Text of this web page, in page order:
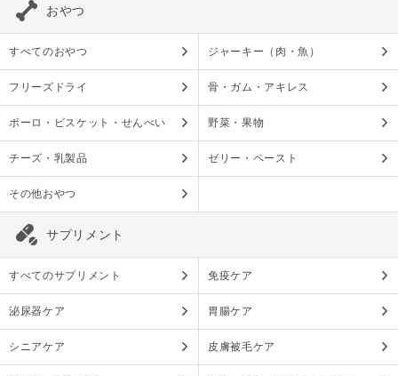
おやつ
すべてのおやつ ジャーキー（肉・魚）
フリーズドライ 骨・ガム・アキレス
ボーロ・ビスケット・せんべい 野菜・果物
チーズ・乳製品 ゼリー・ペースト
その他おやつ
サプリメント
すべてのサプリメント 免疫ケア
泌尿器ケア 胃腸ケア
シニアケア 皮膚被毛ケア